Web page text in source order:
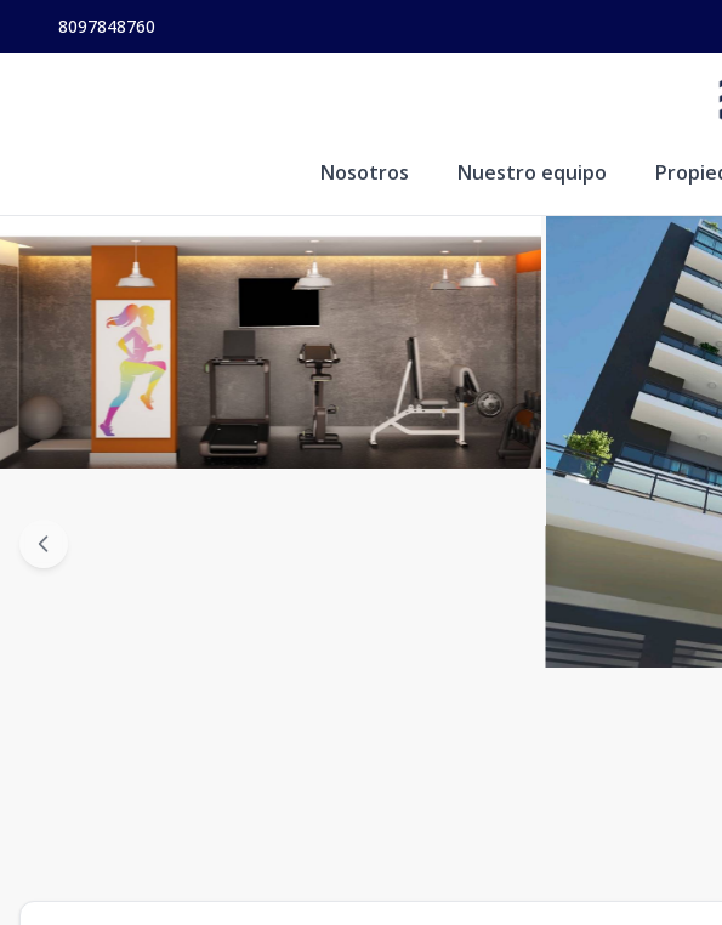
8097848760
Nosotros Nuestro equipo